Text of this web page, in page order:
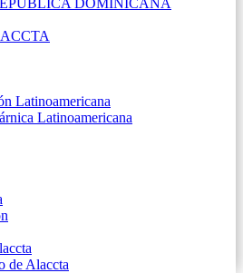
DOMINICANA
Latinoamericana
Latinoamericana
de Alaccta